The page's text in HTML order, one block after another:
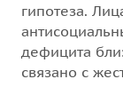
гипотеза.
дефицита
связано с